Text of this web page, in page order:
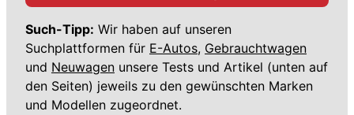
Such-Tipp: Wir haben auf unseren
Suchplattformen für E-Autos, Gebrauchtwagen
und Neuwagen unsere Tests und Artikel (unten auf
den Seiten) jeweils zu den gewünschten Marken
und Modellen zugeordnet.